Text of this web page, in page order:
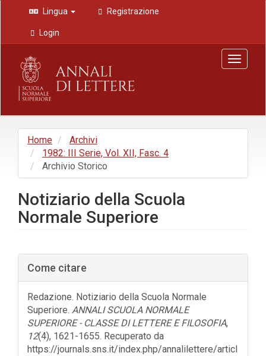
Navigazione
principale
Contenuto
principale
Barra
laterale
Lingua Registrazione
Login
Toggle
Home
Archivi
1982: III Serie, Vol. XII, Fasc. 4
Archivio Storico
Notiziario della Scuola
Normale Superiore
Barra
laterale
dell'articolo
Come citare
Redazione. Notiziario della Scuola Normale
Superiore. ANNALI SCUOLA NORMALE
SUPERIORE - CLASSE DI LETTERE E FILOSOFIA,
12(4), 1621-1655. Recuperato da
https://journals.sns.it/index.php/annalilettere/articl